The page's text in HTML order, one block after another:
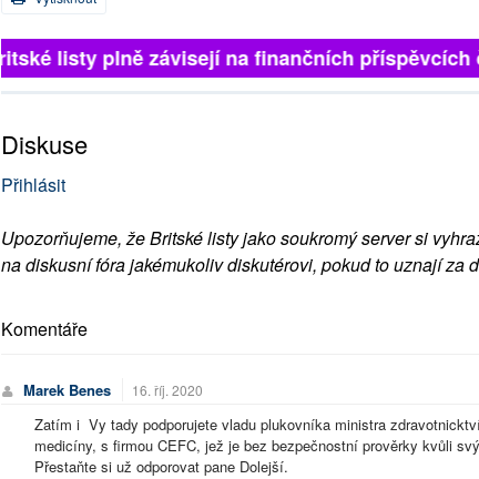
Britské listy plně závisejí na finančních
Diskuse
Přihlásit
Upozorňujeme, že Britské listy jako soukromý server si
na diskusní fóra jakémukoliv diskutérovi, pokud to uznají za
Komentáře
Marek Benes 16. říj. 2020
Zatím i Vy tady podporujete vladu plukovníka ministra
medicíny, s firmou CEFC, jež je bez bezpečnostní prověrky kvůli
Přestaňte si už odporovat pane Dolejší.